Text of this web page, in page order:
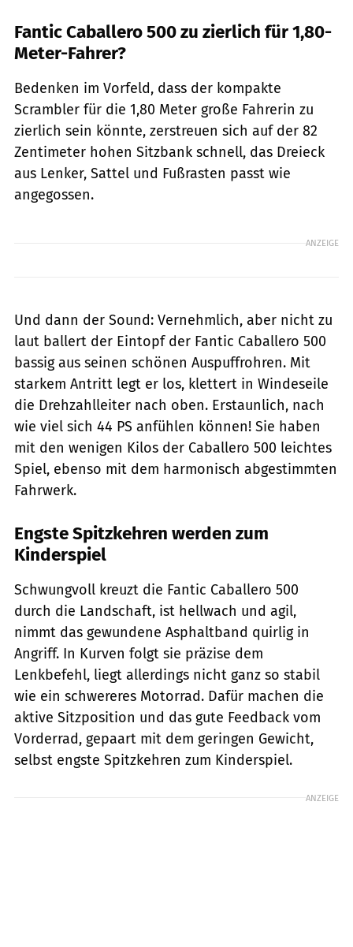
Fantic Caballero 500 zu zierlich für 1,80-
Meter-Fahrer?
Bedenken im Vorfeld, dass der kompakte
Scrambler für die 1,80 Meter große Fahrerin zu
zierlich sein könnte, zerstreuen sich auf der 82
Zentimeter hohen Sitzbank schnell, das Dreieck
aus Lenker, Sattel und Fußrasten passt wie
angegossen.
ANZEIGE
Und dann der Sound: Vernehmlich, aber nicht zu
laut ballert der Eintopf der Fantic Caballero 500
bassig aus seinen schönen Auspuffrohren. Mit
starkem Antritt legt er los, klettert in Windeseile
die Drehzahlleiter nach oben. Erstaunlich, nach
wie viel sich 44 PS anfühlen können! Sie haben
mit den wenigen Kilos der Caballero 500 leichtes
Spiel, ebenso mit dem harmonisch abgestimmten
Fahrwerk.
Engste Spitzkehren werden zum
Kinderspiel
Schwungvoll kreuzt die Fantic Caballero 500
durch die Landschaft, ist hellwach und agil,
nimmt das gewundene Asphaltband quirlig in
Angriff. In Kurven folgt sie präzise dem
Lenkbefehl, liegt allerdings nicht ganz so stabil
wie ein schwereres Motorrad. Dafür machen die
aktive Sitzposition und das gute Feedback vom
Vorderrad, gepaart mit dem geringen Gewicht,
selbst engste Spitzkehren zum Kinderspiel.
ANZEIGE